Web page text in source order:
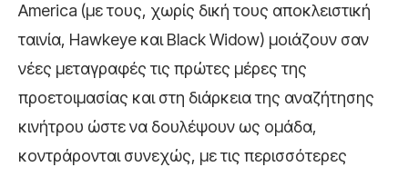
America (με τους, χωρίς δική τους αποκλειστική
ταινία, Hawkeye και Black Widow) μοιάζουν σαν
νέες μεταγραφές τις πρώτες μέρες της
προετοιμασίας και στη διάρκεια της αναζήτησης
κινήτρου ώστε να δουλέψουν ως ομάδα,
κοντράρονται συνεχώς, με τις περισσότερες